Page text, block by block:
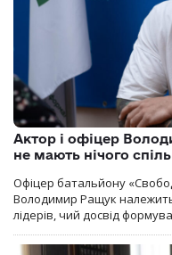
Актор і офіцер
не мають нічого
Офіцер батальйону
Володимир Ращук
лідерів, чий досвід